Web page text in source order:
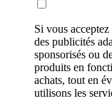
Si vous
des publicités
sponsorisés ou
produits en
achats, tout en
utilisons les